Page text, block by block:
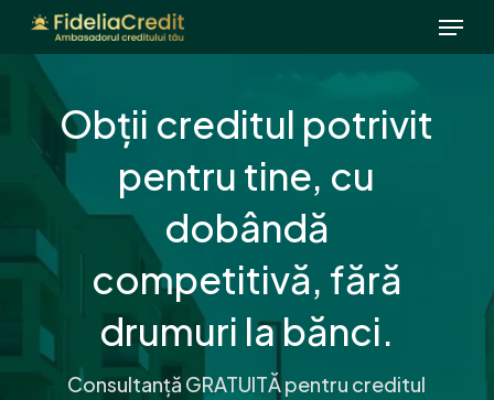
Skip
content
Menu
Obții creditul potrivit
pentru tine, cu
dobândă
competitivă, fără
drumuri la bănci.
Consultanță GRATUITĂ pentru creditul